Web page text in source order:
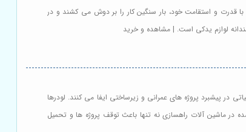
قدرت و استقامت خود، بار سنگین کار را بر دوش می کشند و در
لوازم یدکی است. | مشاهده و خرید
در پیشبرد پروژه های عمرانی و زیرساختی ایفا می کنند. لودرها
در ماشین آلات راهسازی نه تنها باعث توقف پروژه ها و تحمیل